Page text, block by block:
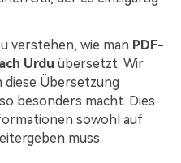
sagen.
verstehen, wie man PDF-
Urdu übersetzt. Wir
diese Übersetzung
besonders macht. Dies
sowohl auf
muss.